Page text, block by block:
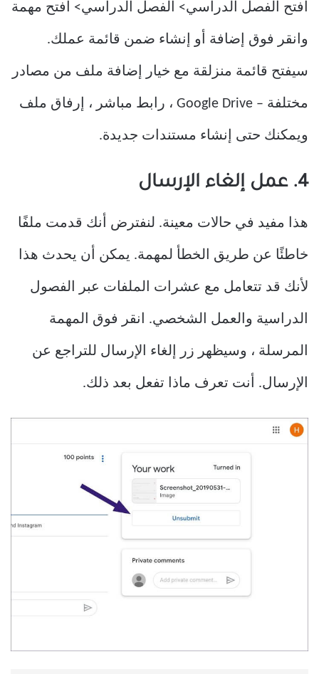
افتح الفصل الدراسي> الفصل الدراسي> افتح مهمة
وانقر فوق إضافة أو إنشاء ضمن قائمة عملك.
سيفتح قائمة منزلقة مع خيار إضافة ملف من مصادر
مختلفة – Google Drive ، رابط مباشر ، إرفاق ملف
ويمكنك حتى إنشاء مستندات جديدة.
4. عمل إلغاء الإرسال
هذا مفيد في حالات معينة. لنفترض أنك قدمت ملفًا
خاطئًا عن طريق الخطأ لمهمة. يمكن أن يحدث هذا
لأنك قد تتعامل مع عشرات الملفات عبر الفصول
الدراسية والعمل الشخصي. انقر فوق المهمة
المرسلة ، وسيظهر زر إلغاء الإرسال للتراجع عن
الإرسال. أنت تعرف ماذا تفعل بعد ذلك.